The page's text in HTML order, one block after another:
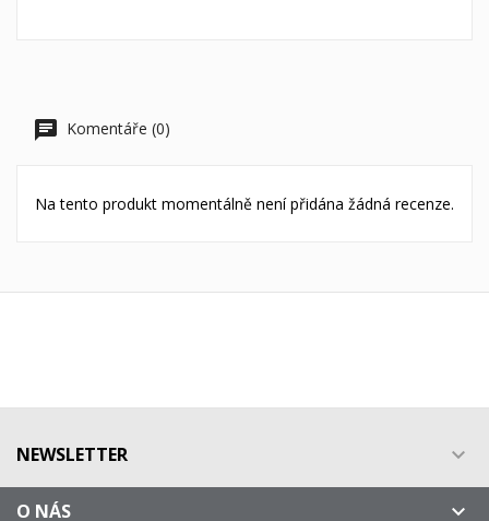
Komentáře (0)
Na tento produkt momentálně není přidána žádná recenze.
NEWSLETTER 
O NÁS 